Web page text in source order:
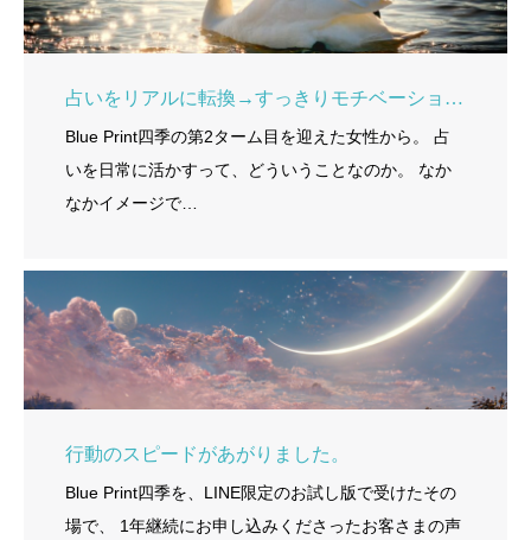
占いをリアルに転換→すっきりモチベーションUP。
Blue Print四季の第2ターム目を迎えた女性から。 占
いを日常に活かすって、どういうことなのか。 なか
なかイメージで…
行動のスピードがあがりました。
Blue Print四季を、LINE限定のお試し版で受けたその
場で、 1年継続にお申し込みくださったお客さまの声